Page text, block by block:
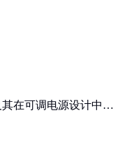
在可调电源设计中的